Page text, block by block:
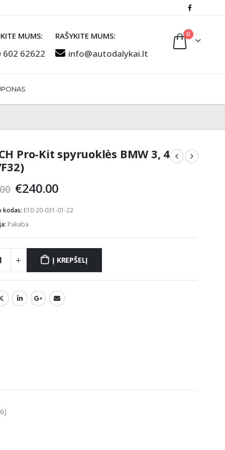
MUMS:
602 62622
RAŠYKITE MUMS:
info@autodalykai.lt
0
Pro-Kit spyruoklės BMW 3, 4
Original
was:
€290.00.
€240.00Current
is:
kodas: E10-20-031-01-22
Pakaba
Į KREPŠELĮ